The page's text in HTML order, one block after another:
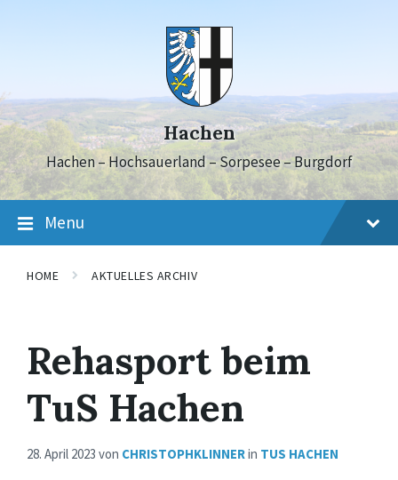
Hachen
Hachen – Hochsauerland – Sorpesee – Burgdorf
Menu
HOME AKTUELLES ARCHIV
Rehasport beim
TuS Hachen
28. April 2023 von CHRISTOPHKLINNERin TUS HACHEN